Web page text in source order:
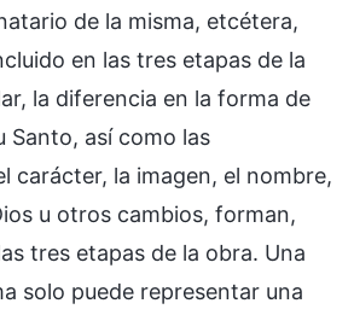
de la misma, etcétera,
en las tres etapas de la
la diferencia en la forma de
Santo, así como las
carácter, la imagen, el nombre,
u otros cambios, forman,
tres etapas de la obra. Una
solo puede representar una